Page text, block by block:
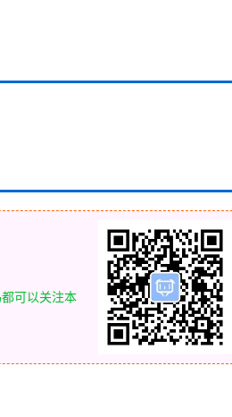
可以关注本